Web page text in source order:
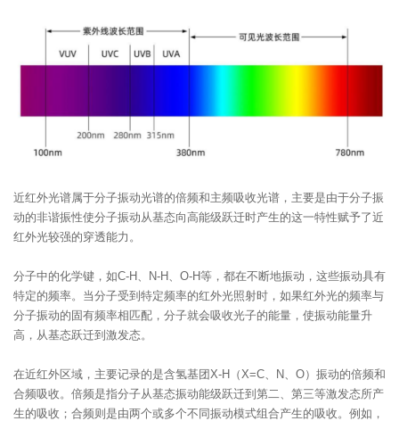
近红外光谱属于分子振动光谱的倍频和主频吸收光谱，主要是由于分子振
动的非谐振性使分子振动从基态向高能级跃迁时产生的这一特性赋予了近
红外光较强的穿透能力。
分子中的化学键，如C-H、N-H、O-H等，都在不断地振动，这些振动具有
特定的频率。当分子受到特定频率的红外光照射时，如果红外光的频率与
分子振动的固有频率相匹配，分子就会吸收光子的能量，使振动能量升
高，从基态跃迁到激发态。
在近红外区域，主要记录的是含氢基团X-H（X=C、N、O）振动的倍频和
合频吸收。倍频是指分子从基态振动能级跃迁到第二、第三等激发态所产
生的吸收；合频则是由两个或多个不同振动模式组合产生的吸收。例如，